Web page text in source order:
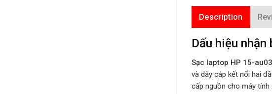
Description
Dấu hiệu
Sạc laptop HP 15-
và dây cáp kết nối hai
cấp nguồn cho máy tính